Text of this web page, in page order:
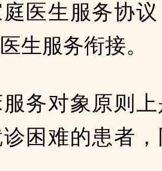
医生服务协
生服务衔接。
务对象原则
困难的患者